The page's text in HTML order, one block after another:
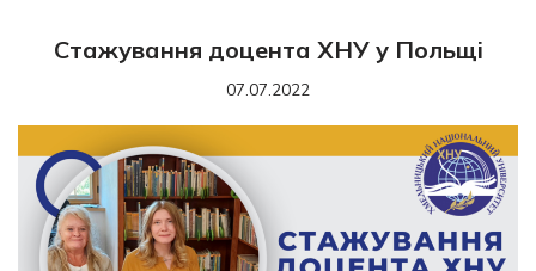
Стажування доцента ХНУ у Польщі
07.07.2022